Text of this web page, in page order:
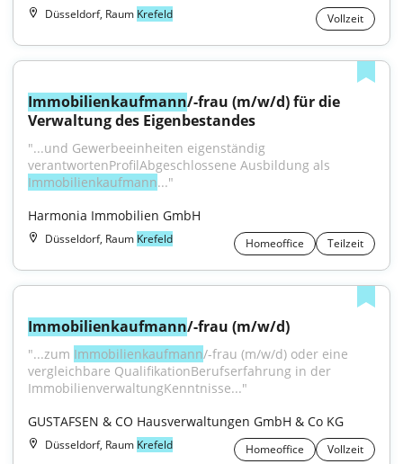
Düsseldorf, Raum Krefeld Vollzeit
Immobilienkaufmann/-frau (m/w/d) für die
Verwaltung des Eigenbestandes
"...und Gewerbeeinheiten eigenständig
Immobilienkaufmann..."
Harmonia Immobilien GmbH
Düsseldorf, Raum Krefeld Homeoffice Teilzeit
Immobilienkaufmann/-frau (m/w/d)
"...zum Immobilienkaufmann/-frau (m/w/d) oder eine
vergleichbare QualifikationBerufserfahrung in der
ImmobilienverwaltungKenntnisse..."
GUSTAFSEN & CO Hausverwaltungen GmbH & Co KG
Düsseldorf, Raum Krefeld Homeoffice Vollzeit